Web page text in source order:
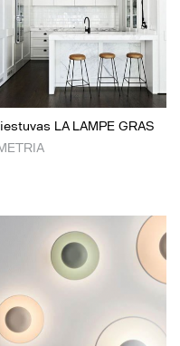
LA LAMPE GRAS